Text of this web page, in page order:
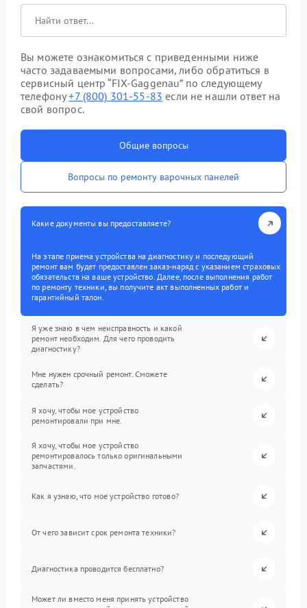
Вы можете ознакомиться с приведенными ниже
часто задаваемыми вопросами, либо обратиться в
сервисный центр “FIX-Gaggenau” по следующему
телефону+7 (800) 301-55-83 если не нашли ответ на
свой вопрос.
Общие вопросы
Вопросы по ремонту варочных панелей
Какие документы вы предоставляете?
На этапе приема устройства на диагностику и последующий
ремонт вам будет предоставлен заказ-наряд с указанием страховых
обязательств на ваше устройство. Далее, после выполнения работ
по ремонту техники, вы получите акт выполненных работ и
гарантийный талон.
Я уже знаю в чем неисправность и какой
ремонт необходим. Для чего проводить
диагностику?
Мне нужен срочный ремонт. Сможете
сделать?
Я хочу, чтобы мое устройство
ремонтировали при мне.
Я хочу, чтобы мое устройство
ремонтировалось только оригинальными
запчастями.
Как я узнаю, что мое устройство готово?
От чего зависит срок ремонта техники?
Диагностика проводится бесплатно?
Может ли вместо меня принять устройство